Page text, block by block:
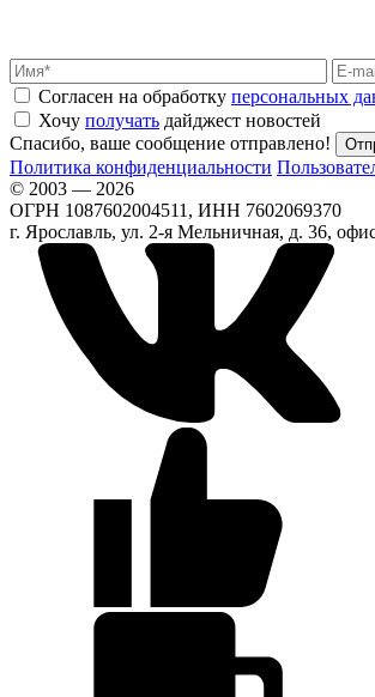
Согласен на обработку персональных
Хочу получать дайджест новостей
Спасибо, ваше сообщение отправлено!
Политика конфиденциальности
© 2003 — 2026
ОГРН 1087602004511, ИНН 7602069370
г. Ярославль, ул. 2-я Мельничная, д. 36,